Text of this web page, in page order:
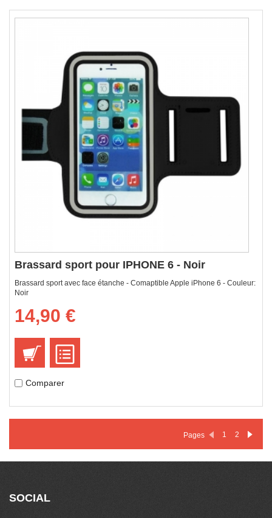
Brassard sport pour IPHONE 6 - Noir
Brassard sport avec face étanche - Comaptible Apple iPhone 6 - Couleur:
Noir
14,90 €
Comparer
Pages 1 2
SOCIAL